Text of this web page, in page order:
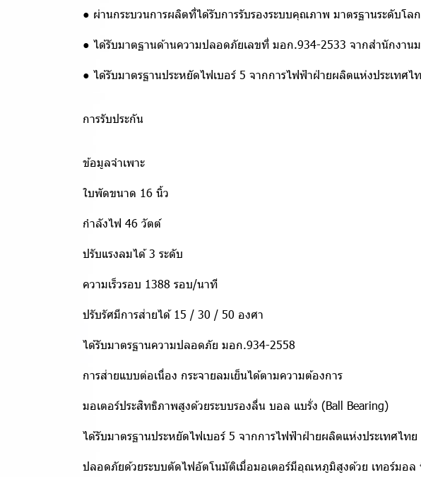
● ผ่านกระบวนการผลิตที่ได้รับการรับรองระบบคุณภาพ มาตรฐานระดับโล
● ได้รับมาตฐานด้านความปลอดภัยเลขที่ มอก.934-2533 จากสำนักงา
● ได้รับมาตรฐานประหยัดไฟเบอร์ 5 จากการไฟฟ้าฝ่ายผลิตแห่งประเทศไ
การรับประกัน
ข้อมูลจำเพาะ
ใบพัดขนาด 16 นิ้ว
กำลังไฟ 46 วัตต์
ปรับแรงลมได้ 3 ระดับ
ความเร็วรอบ 1388 รอบ/นาที
ปรับรัศมีการส่ายได้ 15 / 30 / 50 องศา
ได้รับมาตรฐานความปลอดภัย มอก.934-2558
การส่ายแบบต่อเนื่อง กระจายลมเย็นได้ตามความต้องการ
มอเตอร์ประสิทธิภาพสูงด้วยระบบรองลื่น บอล แบรั่ง (Ball Bearing)
ได้รับมาตรฐานประหยัดไฟเบอร์ 5 จากการไฟฟ้าฝ่ายผลิตแห่งประเทศไทย
ปลอดภัยด้วยระบบตัดไฟอัตโนมัติเมื่อมอเตอร์มีอุณหภูมิสูงด้วย เทอร์มอล